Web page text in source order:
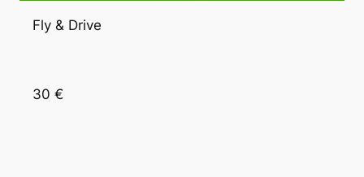
Fly & Drive
30 €